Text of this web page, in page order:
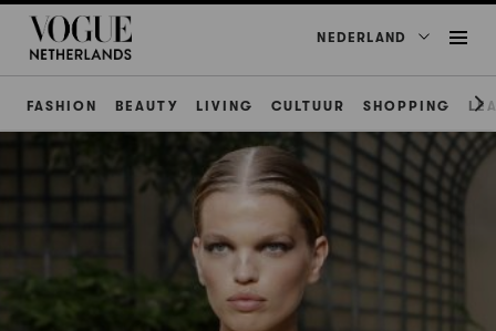
NEDERLAND
FASHION BEAUTY LIVING CULTUUR SHOPPING